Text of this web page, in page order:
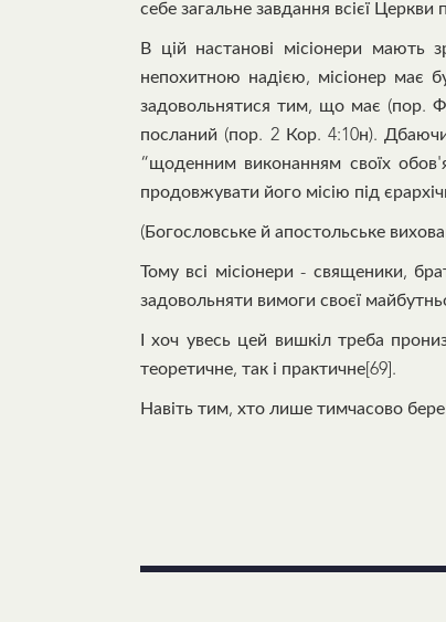
себе загальне завдання всієї
В цій настанові місіонери
непохитною надією, місіонер має
задовольнятися тим, що має (пор.
посланий (пор. 2 Кор. 4:10н).
“щоденним виконанням своїх
продовжувати його місію під
(Богословське й апостольське
Тому всі місіонери - священики,
задовольняти вимоги своєї
І хоч увесь цей вишкіл треба
теоретичне, так і практичне[69].
Навіть тим, хто лише тимчасово бере